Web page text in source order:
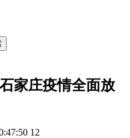
家庄疫情全面放
12